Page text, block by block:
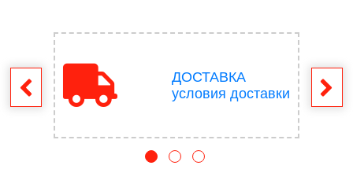
ДОСТАВКА
условия доставки